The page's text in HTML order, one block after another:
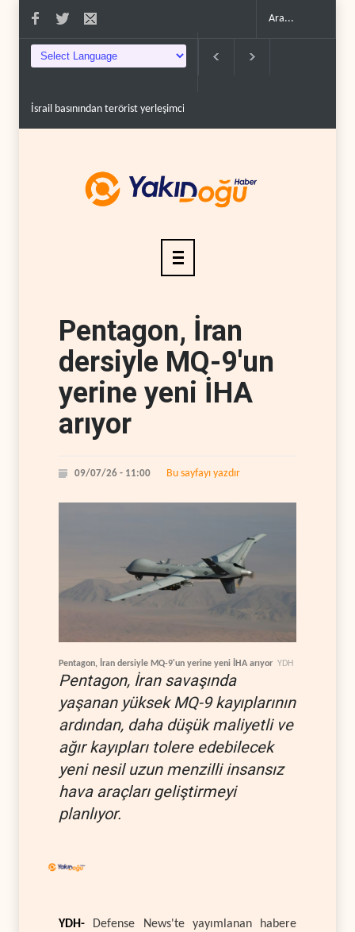
basınından terörist yerleşimcilere destek itiraf..
Pentagon, İran
dersiyle MQ-9'un
yerine yeni İHA
arıyor
09/07/26 - 11:00 Bu sayfayı yazdır
Pentagon, İran dersiyle MQ-9'un yerine yeni İHA arıyor YDH
Pentagon, İran savaşında
yaşanan yüksek MQ-9 kayıplarının
ardından, daha düşük maliyetli ve
ağır kayıpları tolere edebilecek
yeni nesil uzun menzilli insansız
hava araçları geliştirmeyi
planlıyor.
YDH- Defense News'te yayımlanan habere